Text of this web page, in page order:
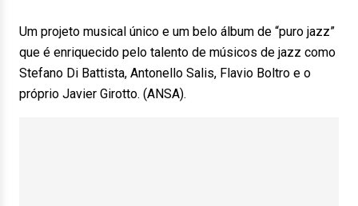
Um projeto musical único e um belo álbum de “puro jazz”
que é enriquecido pelo talento de músicos de jazz como
Stefano Di Battista, Antonello Salis, Flavio Boltro e o
próprio Javier Girotto. (ANSA).